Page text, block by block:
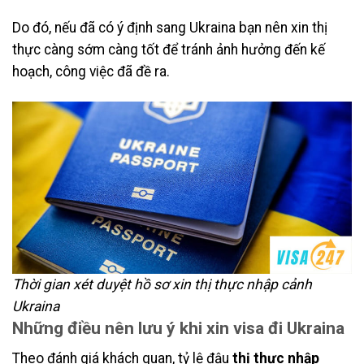
Do đó, nếu đã có ý định sang Ukraina bạn nên xin thị
thực càng sớm càng tốt để tránh ảnh hưởng đến kế
hoạch, công việc đã đề ra.
Thời gian xét duyệt hồ sơ xin thị thực nhập cảnh
Ukraina
Những điều nên lưu ý khi xin visa đi Ukraina
Theo đánh giá khách quan, tỷ lệ đậu thị thực nhập